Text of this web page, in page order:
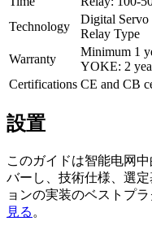
Technology
Digital Servo
Relay Type
Warranty
Minimum 1
YOKE: 2
Certifications CE and CB
設置
このガイドは智能电网
バーし、技術仕様、選
ョンの実装のベストプ
見る 。